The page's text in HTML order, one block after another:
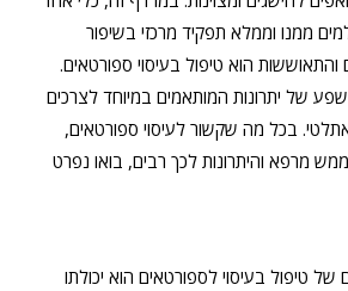
ממנו וממלא תפקיד מרכזי בשיפור
והתאוששות הוא טיפול בעיסוי ספורטאים.
של יתרונות המותאמים במיוחד לצרכים
בכל מה שקשור לעיסוי ספורטאים,
מרפא והיתרונות לכך רבים, בואו נפרט
של טיפול בעיסוי לספורטאים הוא יכולתו